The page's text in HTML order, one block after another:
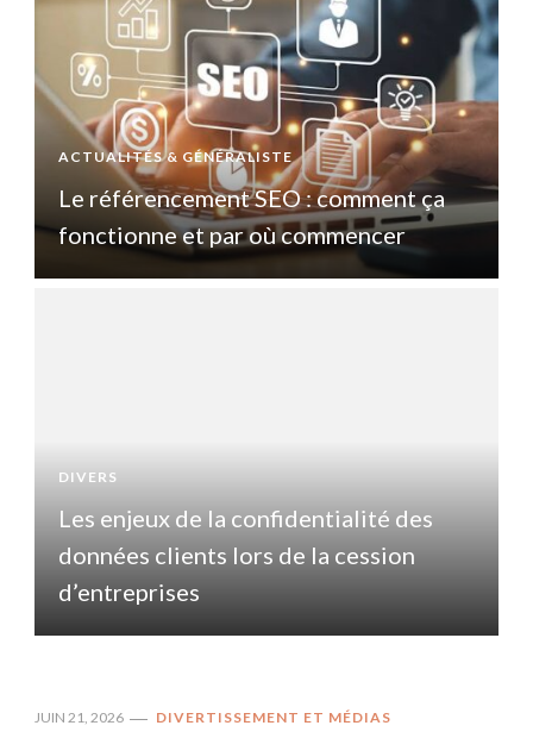
ACTUALITÉS & GÉNÉRALISTE
Le référencement SEO : comment ça
fonctionne et par où commencer
DIVERS
Les enjeux de la confidentialité des
données clients lors de la cession
d’entreprises
JUIN 21, 2026 DIVERTISSEMENT ET MÉDIAS